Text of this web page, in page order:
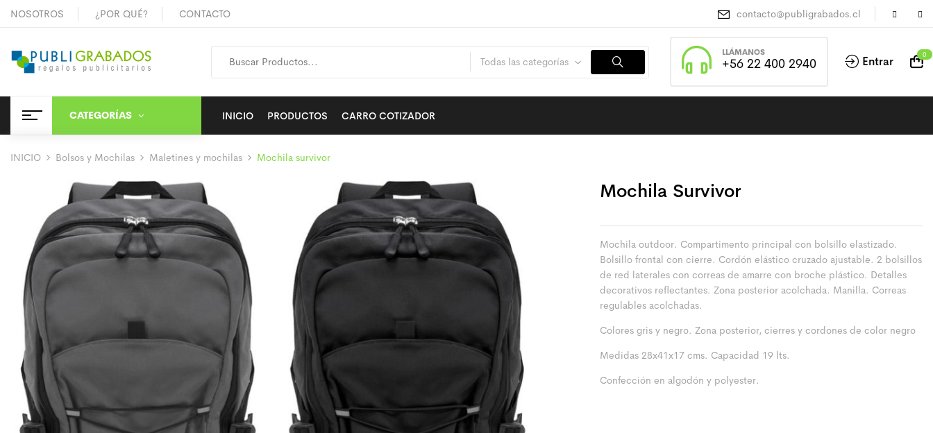
NOSOTROS ¿POR QUÉ? CONTACTO contacto@publigrabados.cl
Todas las categorías
LLÁMANOS
+56 22 400 2940 Entrar 0
CATEGORÍAS INICIO PRODUCTOS CARRO COTIZADOR
INICIO Bolsos y Mochilas Maletines y mochilas Mochila survivor
Mochila Survivor
Mochila outdoor. Compartimento principal con bolsillo elastizado.
Bolsillo frontal con cierre. Cordón elástico cruzado ajustable. 2 bolsillos
de red laterales con correas de amarre con broche plástico. Detalles
decorativos reflectantes. Zona posterior acolchada. Manilla. Correas
regulables acolchadas.
Colores gris y negro. Zona posterior, cierres y cordones de color negro
Medidas 28x41x17 cms. Capacidad 19 lts.
Confección en algodón y polyester.